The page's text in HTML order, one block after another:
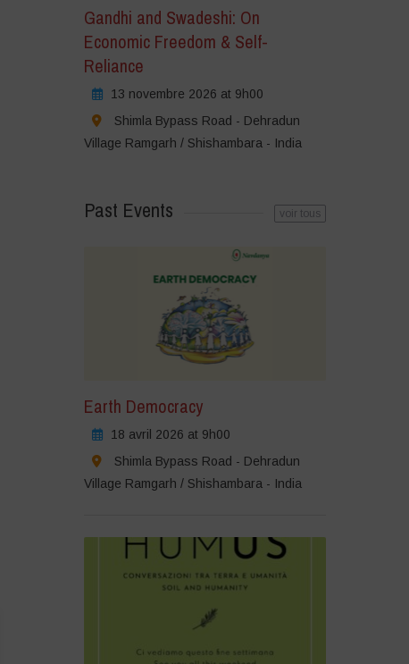
Gandhi and Swadeshi: On
Economic Freedom & Self-
Reliance
13 novembre 2026 at 9h00
Shimla Bypass Road - Dehradun
Village Ramgarh / Shishambara - India
Past Events voir tous
Earth Democracy
18 avril 2026 at 9h00
Shimla Bypass Road - Dehradun
Village Ramgarh / Shishambara - India